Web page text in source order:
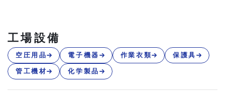
工場設備
空圧用品 電子機器 作業衣類 保護具
管工機材 化学製品